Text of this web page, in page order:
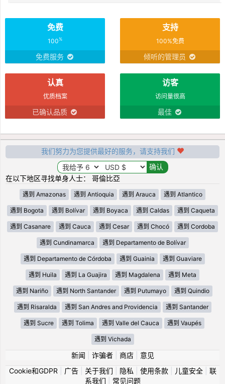
免费
100%
免费服务
支持
100%免费
倾听的管理员
认真
优质档案
已确认品质
访客
访问量很高
最佳
我们努力为您提供最好的服务，请支持我们
在以下地区寻找单身人士： 哥倫比亞
遇到 Amazonas 遇到 Antioquia 遇到 Arauca 遇到 Atlantico
遇到 Bogota 遇到 Bolívar 遇到 Boyaca 遇到 Caldas 遇到 Caqueta
遇到 Casanare 遇到 Cauca 遇到 Cesar 遇到 Chocó 遇到 Cordoba
遇到 Cundinamarca 遇到 Departamento de Bolívar
遇到 Departamento de Córdoba 遇到 Guainia 遇到 Guaviare
遇到 Huila 遇到 La Guajira 遇到 Magdalena 遇到 Meta
遇到 Nariño 遇到 North Santander 遇到 Putumayo 遇到 Quindio
遇到 Risaralda 遇到 San Andres and Providencia 遇到 Santander
遇到 Sucre 遇到 Tolima 遇到 Valle del Cauca 遇到 Vaupés
遇到 Vichada
新闻 诈骗者| 商店| 意见
Cookie和GDPR
广告| 关于我们 隐私 使用条款| 儿童安全| 联
系我们
常见问题